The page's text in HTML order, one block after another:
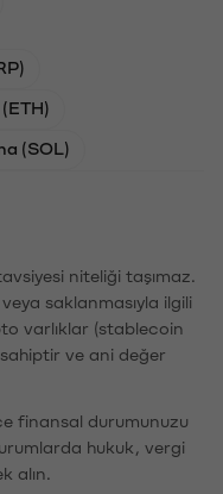
(SOL)
niteliği taşımaz.
saklanmasıyla ilgili
varlıklar (stablecoin
ve ani değer
finansal durumunuzu
hukuk, vergi
alın.